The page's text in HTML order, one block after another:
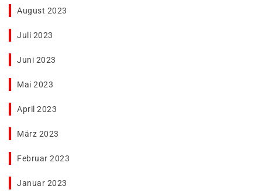
August 2023
Juli 2023
Juni 2023
Mai 2023
April 2023
März 2023
Februar 2023
Januar 2023